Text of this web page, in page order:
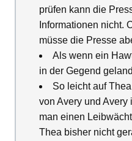
prüfen kann die
Informationen nicht.
müsse die Presse
Als wenn ein
in der Gegend
So leicht auf
von Avery und Avery
man einen
Thea bisher nicht